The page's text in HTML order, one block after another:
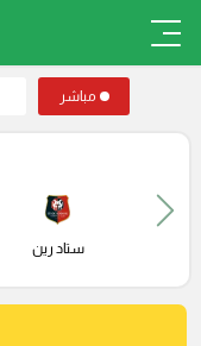
مباشر
ستاد رين